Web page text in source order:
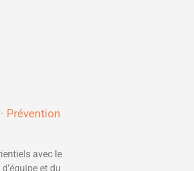
Prévention
avec le
et du